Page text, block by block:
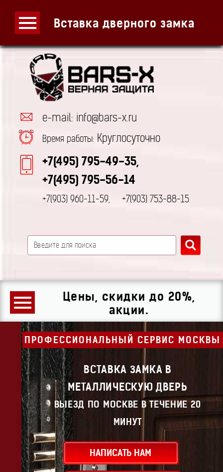
Вставка дверного замка
e-mail: info@bars-x.ru
Время работы: Круглосуточно
+7(495) 795-49-35,
+7(495) 795-56-14
+7(903) 960-11-59, +7(903) 753-88-15
Цены, скидки до 20%,
акции.
ПРОФЕССИОНАЛЬНЫЙ СЕРВИС МОСКВЫ
ВСТАВКА ЗАМКА В
МЕТАЛЛИЧЕСКУЮ ДВЕРЬ
ВЫЕЗД ПО МОСКВЕ В ТЕЧЕНИЕ 20
МИНУТ
НАПИСАТЬ НАМ